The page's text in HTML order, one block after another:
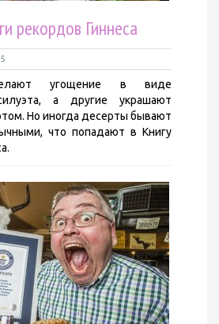
рекордов Гиннеса
угощение в виде
а другие украшают
Но иногда десерты бывают
что попадают в Книгу